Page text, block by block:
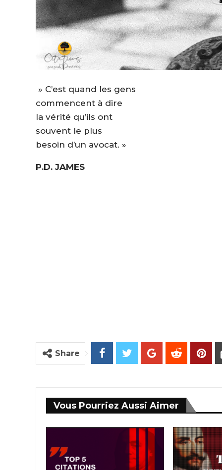
» C’est quand les gens
commencent à dire
la vérité qu’ils ont
souvent le plus
besoin d’un avocat. »
P.D. JAMES
Share
Vous Pourriez Aussi Aimer